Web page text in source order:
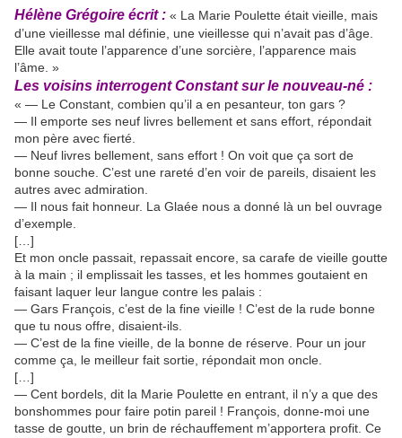
Hélène Grégoire écrit : « La Marie Poulette était vieille, mais
d’une vieillesse mal définie, une vieillesse qui n’avait pas d’âge.
Elle avait toute l’apparence d’une sorcière, l’apparence mais
l’âme. »
Les voisins interrogent Constant sur le nouveau-né :
« — Le Constant, combien qu’il a en pesanteur, ton gars ?
— Il emporte ses neuf livres bellement et sans effort, répondait
mon père avec fierté.
— Neuf livres bellement, sans effort ! On voit que ça sort de
bonne souche. C’est une rareté d’en voir de pareils, disaient les
autres avec admiration.
— Il nous fait honneur. La Glaée nous a donné là un bel ouvrage
d’exemple.
[…]
Et mon oncle passait, repassait encore, sa carafe de vieille goutte
à la main ; il emplissait les tasses, et les hommes goutaient en
faisant laquer leur langue contre les palais :
— Gars François, c’est de la fine vieille ! C’est de la rude bonne
que tu nous offre, disaient-ils.
— C’est de la fine vieille, de la bonne de réserve. Pour un jour
comme ça, le meilleur fait sortie, répondait mon oncle.
[…]
— Cent bordels, dit la Marie Poulette en entrant, il n’y a que des
bonshommes pour faire potin pareil ! François, donne-moi une
tasse de goutte, un brin de réchauffement m’apportera profit. Ce